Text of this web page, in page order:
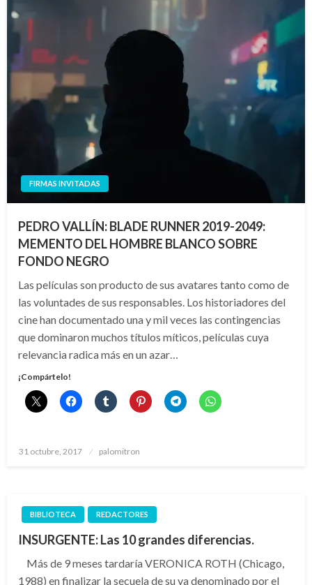
FIRMAS INVITADAS
PEDRO VALLÍN: BLADE RUNNER 2019-2049:
MEMENTO DEL HOMBRE BLANCO SOBRE
FONDO NEGRO
Las películas son producto de sus avatares tanto como de
las voluntades de sus responsables. Los historiadores del
cine han documentado una y mil veces las contingencias
que dominaron muchos títulos míticos, películas cuya
relevancia radica más en un azar…
¡Compártelo!
Publicado
31 octubre, 2017 palomitron
BIBLIOTECA REDACTORES
INSURGENTE: Las 10 grandes diferencias.
Más de 9 meses tardaría VERONICA ROTH (Chicago,
1988) en finalizar la secuela de su ya denominado por el